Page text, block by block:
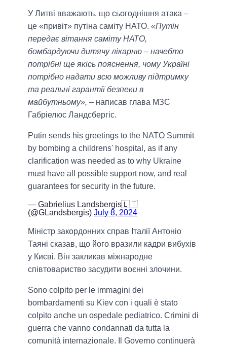
У Литві вважають, що сьогоднішня атака –
це «привіт» путіна саміту НАТО. «Путін
передає вітання саміту НАТО,
бомбардуючи дитячу лікарню – начебто
потрібні ще якісь пояснення, чому Україні
потрібно надати всю можливу підтримку
та реальні гарантії безпеки в
майбутньому», – написав глава МЗС
Габріелюс Ландсбергіс.
Putin sends his greetings to the NATO Summit
by bombing a childrens' hospital, as if any
clarification was needed as to why Ukraine
must have all possible support now, and real
guarantees for security in the future.
— Gabrielius Landsbergis🇱🇹
(@GLandsbergis) July 8, 2024
Міністр закордонних справ Італії Антоніо
Таяні сказав, що його вразили кадри вибухів
у Києві. Він закликав міжнародне
співтовариство засудити воєнні злочини.
Sono colpito per le immagini dei
bombardamenti su Kiev con i quali è stato
colpito anche un ospedale pediatrico. Crimini di
guerra che vanno condannati da tutta la
comunità internazionale. Il Governo continuerà